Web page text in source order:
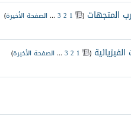
المتجهات (
1
2
3
... الصفحة الأخيرة)
(
1
2
3
... الصفحة الأخيرة)